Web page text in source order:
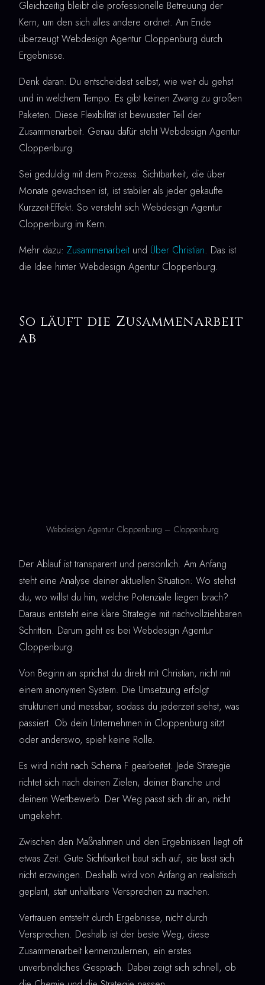
Gleichzeitig bleibt die professionelle Betreuung der
Kern, um den sich alles andere ordnet. Am Ende
überzeugt Webdesign Agentur Cloppenburg durch
Ergebnisse.
Denk daran: Du entscheidest selbst, wie weit du gehst
und in welchem Tempo. Es gibt keinen Zwang zu großen
Paketen. Diese Flexibilität ist bewusster Teil der
Zusammenarbeit. Genau dafür steht Webdesign Agentur
Cloppenburg.
Sei geduldig mit dem Prozess. Sichtbarkeit, die über
Monate gewachsen ist, ist stabiler als jeder gekaufte
Kurzzeit-Effekt. So versteht sich Webdesign Agentur
Cloppenburg im Kern.
Mehr dazu: Zusammenarbeit und Über Christian. Das ist
die Idee hinter Webdesign Agentur Cloppenburg.
So läuft die Zusammenarbeit
ab
Webdesign Agentur Cloppenburg – Cloppenburg
Der Ablauf ist transparent und persönlich. Am Anfang
steht eine Analyse deiner aktuellen Situation: Wo stehst
du, wo willst du hin, welche Potenziale liegen brach?
Daraus entsteht eine klare Strategie mit nachvollziehbaren
Schritten. Darum geht es bei Webdesign Agentur
Cloppenburg.
Von Beginn an sprichst du direkt mit Christian, nicht mit
einem anonymen System. Die Umsetzung erfolgt
strukturiert und messbar, sodass du jederzeit siehst, was
passiert. Ob dein Unternehmen in Cloppenburg sitzt
oder anderswo, spielt keine Rolle.
Es wird nicht nach Schema F gearbeitet. Jede Strategie
richtet sich nach deinen Zielen, deiner Branche und
deinem Wettbewerb. Der Weg passt sich dir an, nicht
umgekehrt.
Zwischen den Maßnahmen und den Ergebnissen liegt oft
etwas Zeit. Gute Sichtbarkeit baut sich auf, sie lässt sich
nicht erzwingen. Deshalb wird von Anfang an realistisch
geplant, statt unhaltbare Versprechen zu machen.
Vertrauen entsteht durch Ergebnisse, nicht durch
Versprechen. Deshalb ist der beste Weg, diese
Zusammenarbeit kennenzulernen, ein erstes
unverbindliches Gespräch. Dabei zeigt sich schnell, ob